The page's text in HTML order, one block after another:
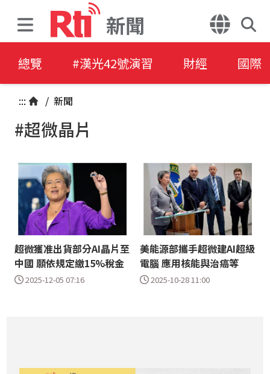
新聞
總覽 #漢光42號演習 財經 國際
::: / 新聞
#超微晶片
超微獲准出貨部分AI晶片至
中國 願依規定繳15%稅金
2025-12-05 07:16
美能源部攜手超微建AI超級
電腦 應用核能與治癌等
2025-10-28 11:00